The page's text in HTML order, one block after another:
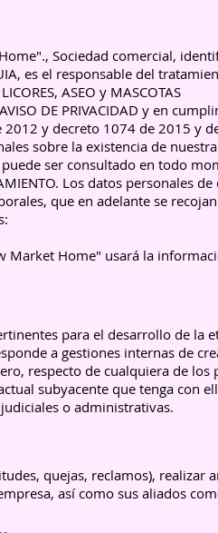
Sociedad comercial,
es el responsable del
ASEO y MASCOTAS
DE PRIVACIDAD y en
2012 y decreto 1074 de 2015 y
sobre la existencia de nuestra
ser consultado en todo
Los datos personales
que en adelante se
Market Home" usará la
para el desarrollo de la
a gestiones internas de
respecto de cualquiera de
subyacente que tenga con
o administrativas.
quejas, reclamos), realizar
así como sus aliados